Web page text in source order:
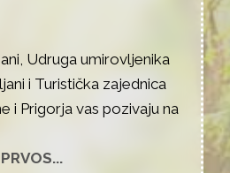
Udruga umirovljenika
i Turistička zajednica
i Prigorja vas pozivaju na
PRVOS...